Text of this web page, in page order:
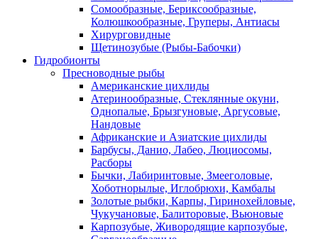
Сомообразные, Бериксообразные,
Колюшкообразные, Груперы, Антиасы
Хирурговидные
Щетинозубые (Рыбы-Бабочки)
Гидробионты
Пресноводные рыбы
Американские цихлиды
Атеринообразные, Стеклянные окуни,
Однопалые, Брызгуновые, Аргусовые,
Нандовые
Африканские и Азиатские цихлиды
Барбусы, Данио, Лабео, Люциосомы,
Расборы
Бычки, Лабиринтовые, Змееголовые,
Хоботнорылые, Иглобрюхи, Камбалы
Золотые рыбки, Карпы, Гиринохейловые,
Чукучановые, Балиторовые, Вьюновые
Карпозубые, Живородящие карпозубые,